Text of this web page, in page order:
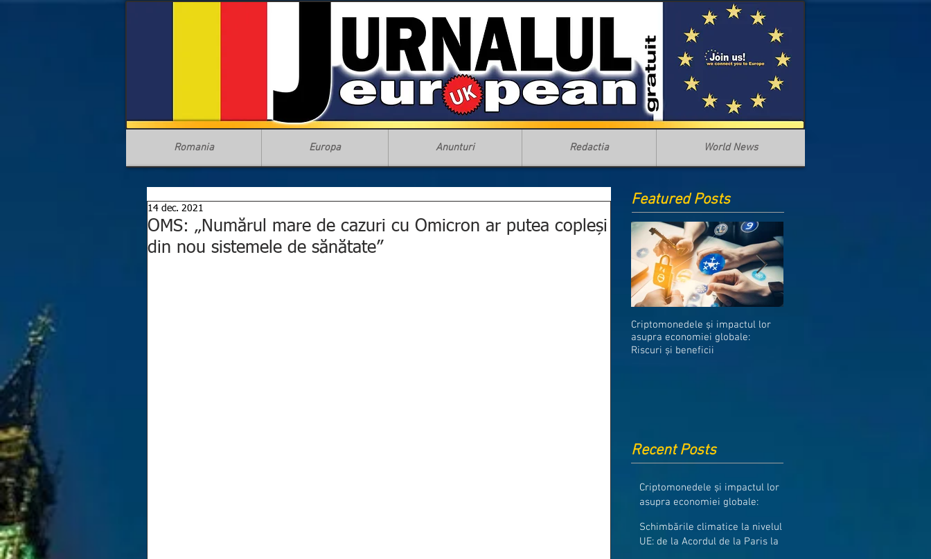
Romania Europa Anunturi Redactia World News
OMS: „Numărul mare de cazuri cu Omicron ar putea copleși
din nou sistemele de sănătate”
14 dec. 2021 Featured Posts
Criptomonedele și impactul lor
asupra economiei globale:
Riscuri și beneficii
Recent Posts
Criptomonedele și impactul lor
asupra economiei globale:
Schimbările climatice la nivelul
UE: de la Acordul de la Paris la